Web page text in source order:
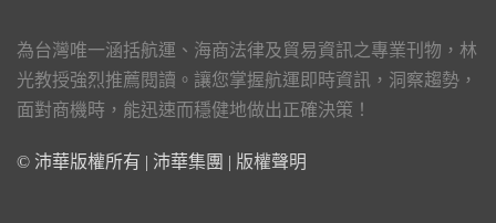
為台灣唯一涵括航運、海商法律及貿易資訊之專業刊物，林
光教授強烈推薦閱讀。讓您掌握航運即時資訊，洞察趨勢，
面對商機時，能迅速而穩健地做出正確決策！
© 沛華版權所有 | 沛華集團 | 版權聲明